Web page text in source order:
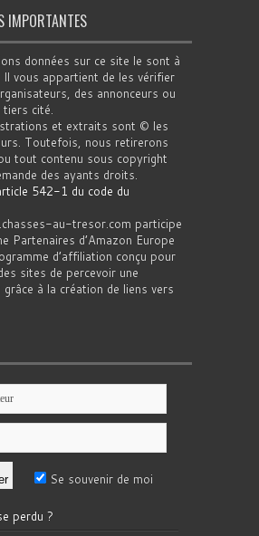
IMPORTANTES
données sur ce site le sont à
vous appartient de les vérifier
des annonceurs ou
cité.
et extraits sont © les
Toutefois, nous retirerons
tout contenu sous copyright
des ayants droits.
542-1 du code du
au-tresor.com participe
Partenaires d’Amazon Europe
d’affiliation conçu pour
sites de percevoir une
à la création de liens vers
Se souvenir de moi
perdu ?